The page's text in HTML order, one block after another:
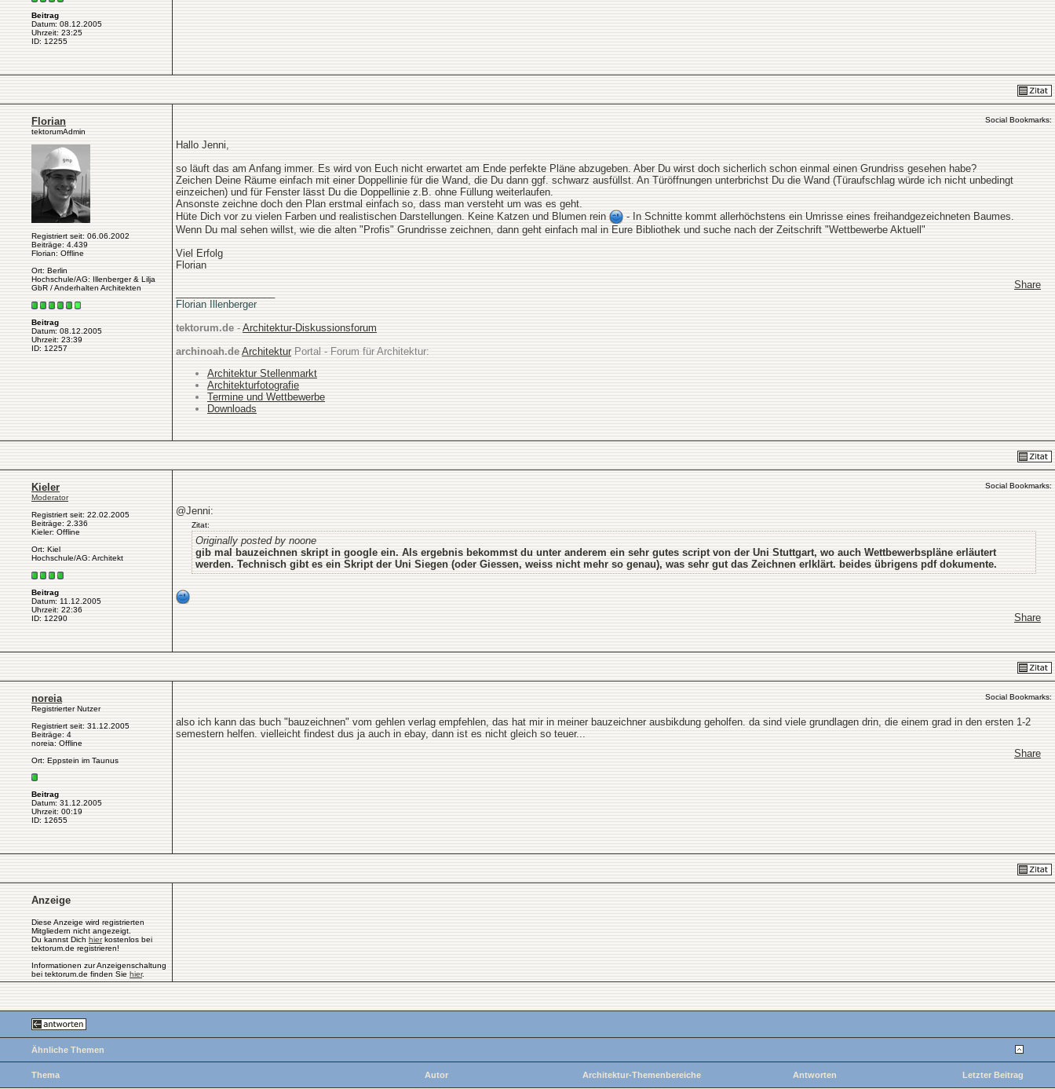
Beitrag
Datum: 08.12.2005
Uhrzeit: 23:25
ID: 12255
Florian
tektorumAdmin
Registriert seit: 06.06.2002
Beiträge: 4.439
Florian: Offline
Ort: Berlin
Hochschule/AG: Illenberger & Lilja
GbR / Anderhalten Architekten
Beitrag
Datum: 08.12.2005
Uhrzeit: 23:39
ID: 12257
Social Bookmarks:
Hallo Jenni,
so läuft das am Anfang immer. Es wird von Euch nicht erwartet am Ende perfekte Pläne abzugeben. Aber Du wirst doch sicherlich schon einmal einen Grundriss gesehen habe?
Zeichen Deine Räume einfach mit einer Doppellinie für die Wand, die Du dann ggf. schwarz ausfüllst. An Türöffnungen unterbrichst Du die Wand (Türaufschlag würde ich nicht unbedingt
einzeichen) und für Fenster lässt Du die Doppellinie z.B. ohne Füllung weiterlaufen.
Ansonste zeichne doch den Plan erstmal einfach so, dass man versteht um was es geht.
Hüte Dich vor zu vielen Farben und realistischen Darstellungen. Keine Katzen und Blumen rein
- In Schnitte kommt allerhöchstens ein Umrisse eines freihandgezeichneten Baumes.
Wenn Du mal sehen willst, wie die alten "Profis" Grundrisse zeichnen, dann geht einfach mal in Eure Bibliothek und suche nach der Zeitschrift "Wettbewerbe Aktuell"
Viel Erfolg
Florian
Share
Florian Illenberger
tektorum.de - Architektur-Diskussionsforum
archinoah.de Architektur Portal - Forum für Architektur:
Architektur Stellenmarkt
Architekturfotografie
Termine und Wettbewerbe
Downloads
Kieler
Moderator
Registriert seit: 22.02.2005
Beiträge: 2.336
Kieler: Offline
Ort: Kiel
Hochschule/AG: Architekt
Beitrag
Datum: 11.12.2005
Uhrzeit: 22:36
ID: 12290
Social Bookmarks:
@Jenni:
Zitat:
Originally posted by noone
gib mal bauzeichnen skript in google ein. Als ergebnis bekommst du unter anderem ein sehr gutes script von der Uni Stuttgart, wo auch Wettbewerbspläne erläutert
werden. Technisch gibt es ein Skript der Uni Siegen (oder Giessen, weiss nicht mehr so genau), was sehr gut das Zeichnen erlklärt. beides übrigens pdf dokumente.
Share
noreia
Registrierter Nutzer
Registriert seit: 31.12.2005
Beiträge: 4
noreia: Offline
Ort: Eppstein im Taunus
Beitrag
Datum: 31.12.2005
Uhrzeit: 00:19
ID: 12655
Social Bookmarks:
also ich kann das buch "bauzeichnen" vom gehlen verlag empfehlen, das hat mir in meiner bauzeichner ausbikdung geholfen. da sind viele grundlagen drin, die einem grad in den ersten 1-2
semestern helfen. vielleicht findest dus ja auch in ebay, dann ist es nicht gleich so teuer...
Share
Anzeige
Diese Anzeige wird registrierten
Mitgliedern nicht angezeigt.
Du kannst Dich hierkostenlos bei
tektorum.de registrieren!
Informationen zur Anzeigenschaltung
bei tektorum.de finden Sie hier.
Ähnliche Themen
Thema Autor Architektur-Themenbereiche Antworten Letzter Beitrag